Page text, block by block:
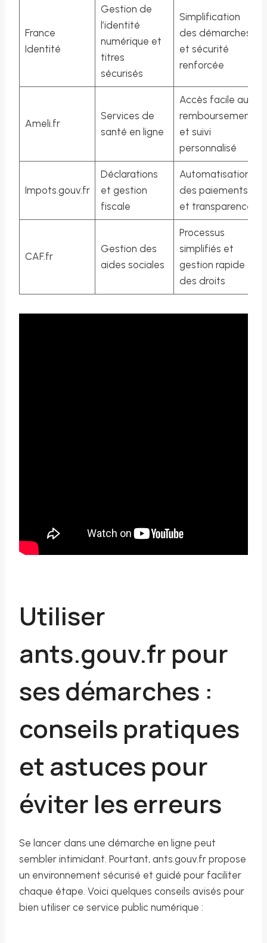
France
Identité
Gestion de
l’identité
numérique et
titres
sécurisés
Simplification
des démarches
et sécurité
renforcée
Ameli.fr
Services de
santé en ligne
Accès facile aux
remboursements
et suivi
personnalisé
Impots.gouv.fr
Déclarations
et gestion
fiscale
Automatisation
des paiements
et transparence
CAF.fr
Gestion des
aides sociales
Processus
simplifiés et
gestion rapide
des droits
Utiliser
ants.gouv.fr pour
ses démarches :
conseils pratiques
et astuces pour
éviter les erreurs
Se lancer dans une démarche en ligne peut
sembler intimidant. Pourtant, ants.gouv.fr propose
un environnement sécurisé et guidé pour faciliter
chaque étape. Voici quelques conseils avisés pour
bien utiliser ce service public numérique :